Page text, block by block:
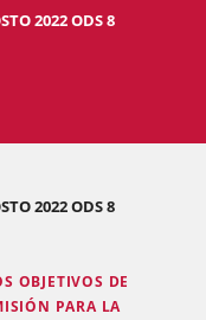
2022 ODS 8
2022 ODS 8
OBJETIVOS DE
PARA LA